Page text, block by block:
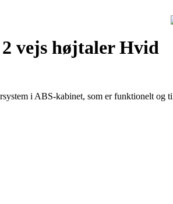
vejs højtaler Hvid
i ABS-kabinet, som er funktionelt